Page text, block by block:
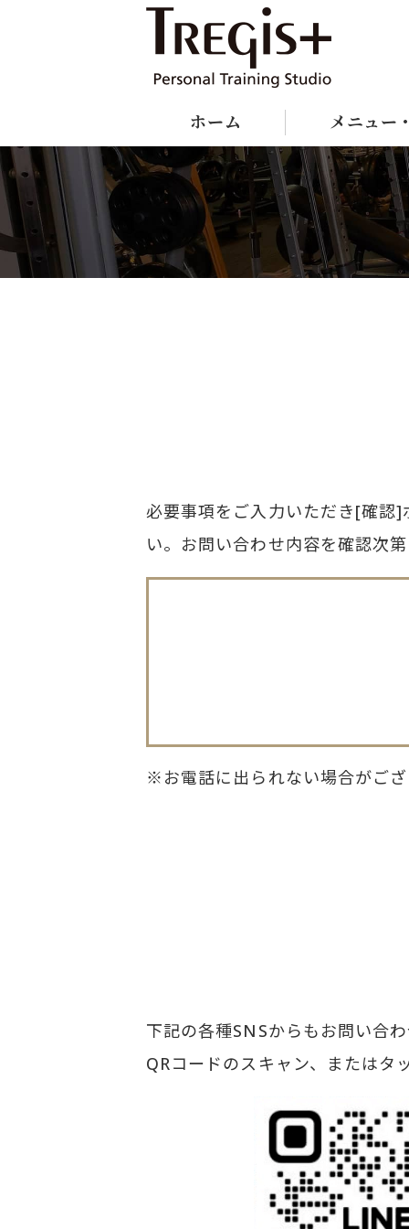
ホーム メニュー
必要事項をご入力いただき[確認
い。お問い合わせ内容を確認次
お電話に出られない場合がご
下記の各種SNSからもお問い合
QRコードのスキャン、またはタ